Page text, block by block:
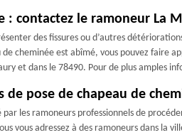
contactez le ramoneur La
des fissures ou d’autres
cheminée est abîmé, vous pouvez faire
et dans le 78490. Pour de plus amples
pose de chapeau de
les ramoneurs professionnels de
vous adressez à des ramoneurs dans la